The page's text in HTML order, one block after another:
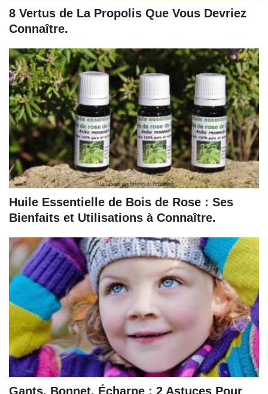
8 Vertus de La Propolis Que Vous Devriez
Connaître.
Huile Essentielle de Bois de Rose : Ses
Bienfaits et Utilisations à Connaître.
Gants, Bonnet, Écharpe : 2 Astuces Pour